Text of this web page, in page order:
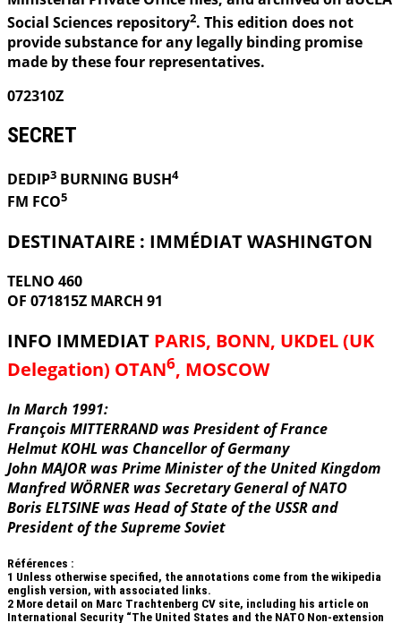
Social Sciences repository2. This edition does not
provide substance for any legally binding promise
made by these four representatives.
072310Z
SECRET
DEDIP3 BURNING BUSH4
FM FCO5
DESTINATAIRE : IMMÉDIAT WASHINGTON
TELNO 460
OF 071815Z MARCH 91
INFO IMMEDIAT PARIS, BONN, UKDEL (UK
Delegation) OTAN6, MOSCOW
In March 1991:
François MITTERRAND was President of France
Helmut KOHL was Chancellor of Germany
John MAJOR was Prime Minister of the United Kingdom
Manfred WÖRNER was Secretary General of NATO
Boris ELTSINE was Head of State of the USSR and
President of the Supreme Soviet
Références :
1 Unless otherwise specified, the annotations come from the wikipedia
english version, with associated links.
2 More detail on Marc Trachtenberg CV site, including his article on
International Security “The United States and the NATO Non-extension